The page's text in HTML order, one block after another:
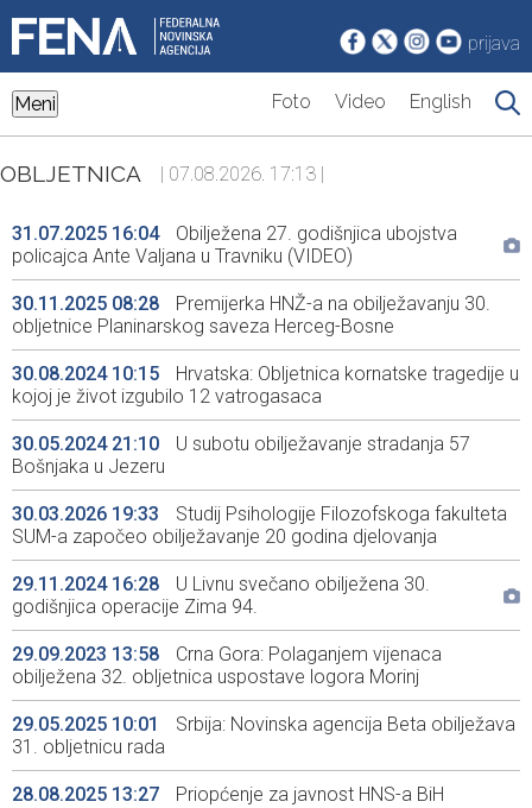
prijava
Meni Foto Video English
OBLJETNICA | 07.08.2026. 17:13 |
31.07.2025 16:04
Obilježena 27. godišnjica ubojstva
policajca Ante Valjana u Travniku (VIDEO)
30.11.2025 08:28
Premijerka HNŽ-a na obilježavanju 30.
obljetnice Planinarskog saveza Herceg-Bosne
30.08.2024 10:15
Hrvatska: Obljetnica kornatske tragedije u
kojoj je život izgubilo 12 vatrogasaca
30.05.2024 21:10
U subotu obilježavanje stradanja 57
Bošnjaka u Jezeru
30.03.2026 19:33
Studij Psihologije Filozofskoga fakulteta
SUM-a započeo obilježavanje 20 godina djelovanja
29.11.2024 16:28
U Livnu svečano obilježena 30.
godišnjica operacije Zima 94.
29.09.2023 13:58
Crna Gora: Polaganjem vijenaca
obilježena 32. obljetnica uspostave logora Morinj
29.05.2025 10:01
Srbija: Novinska agencija Beta obilježava
31. obljetnicu rada
28.08.2025 13:27 Priopćenje za javnost HNS-a BiH